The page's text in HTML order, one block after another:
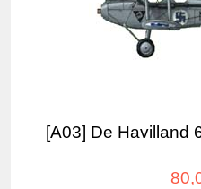
[A03] De Havilland